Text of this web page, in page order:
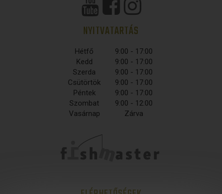
NYITVATARTÁS
Hétfő
9:00 - 17:00
Kedd
9:00 - 17:00
Szerda
9:00 - 17:00
Csütörtök
9:00 - 17:00
Péntek
9:00 - 17:00
Szombat
9:00 - 12:00
Vasárnap
Zárva